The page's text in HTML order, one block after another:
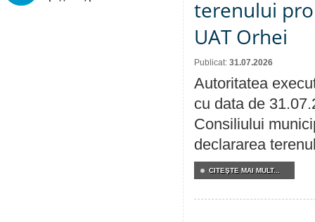
terenului
UAT Orhei
Publicat: 31.07.2026
Autoritatea
cu data de
Consiliului
declararea
CITEŞTE MAI MULT...